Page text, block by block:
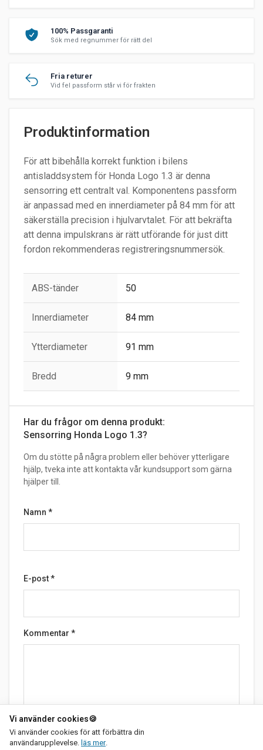
100% Passgaranti
Sök med regnummer för rätt del
Fria returer
Vid fel passform står vi för frakten
Produktinformation
För att bibehålla korrekt funktion i bilens
antisladdsystem för Honda Logo 1.3 är denna
sensorring ett centralt val. Komponentens passform
är anpassad med en innerdiameter på 84 mm för att
säkerställa precision i hjulvarvtalet. För att bekräfta
att denna impulskrans är rätt utförande för just ditt
fordon rekommenderas registreringsnummersök.
ABS-tänder 50
Innerdiameter 84 mm
Ytterdiameter 91 mm
Bredd 9 mm
Har du frågor om denna produkt:
Sensorring Honda Logo 1.3?
Om du stötte på några problem eller behöver ytterligare
hjälp, tveka inte att kontakta vår kundsupport som gärna
hjälper till.
Namn *
E-post*
Kommentar *
Vi använder cookies🍪
Vi använder cookies för att förbättra din
användarupplevelse. läs merom vår integritetspolicy
.